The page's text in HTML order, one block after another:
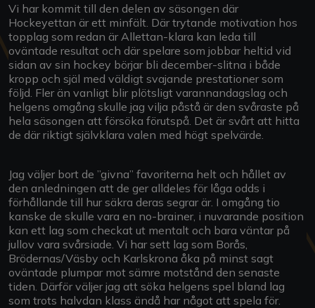
Vi har kommit till den delen av säsongen där
Hockeyettan är ett minfält. Där trytande motivation hos
topplag som redan är Allettan-klara kan leda till
oväntade resultat och där spelare som jobbar heltid vid
sidan av sin hockey börjar bli december-slitna i både
kropp och själ med väldigt svajande prestationer som
följd. Fler än vanligt blir plötsligt varannandagslag och
helgens omgång skulle jag vilja påstå är den svåraste på
hela säsongen att försöka förutspå. Det är svårt att hitta
de där riktigt självklara valen med högt spelvärde.
Jag väljer bort de ”givna” favoriterna helt och hållet av
den anledningen att de ger alldeles för låga odds i
förhållande till hur säkra deras segrar är. I omgång tio
kanske de skulle vara en no-brainer, i nuvarande position
kan ett lag som checkat ut mentalt och bara väntar på
jullov vara svårsiade. Vi har sett lag som Borås,
Brödernas/Väsby och Karlskrona åka på minst sagt
oväntade plumpar mot sämre motstånd den senaste
tiden. Därför väljer jag att söka helgens spel bland lag
som trots halvdan klass ändå har något att spela för.